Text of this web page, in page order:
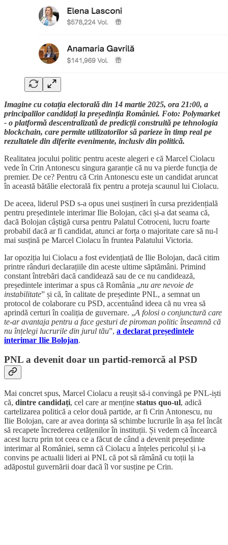
Imagine cu cotația electorală din 14 martie 2025, ora 21:00, a
principalilor candidați la președinția României. Foto: Polymarket
- o platformă descentralizată de predicții construită pe tehnologia
blockchain, care permite utilizatorilor să parieze în timp real pe
rezultatele din diferite evenimente, inclusiv din politică.
Realitatea jocului politic pentru aceste alegeri e că Marcel Ciolacu
vede în Crin Antonescu singura garanție că nu va pierde funcția de
premier. De ce? Pentru că Crin Antonescu este un candidat aruncat
în această bătălie electorală fix pentru a proteja scaunul lui Ciolacu.
De aceea, liderul PSD s-a opus unei susțineri în cursa prezidențială
pentru președintele interimar Ilie Bolojan, căci și-a dat seama că,
dacă Bolojan câștigă cursa pentru Palatul Cotroceni, lucru foarte
probabil dacă ar fi candidat, atunci ar forța o majoritate care să nu-l
mai susțină pe Marcel Ciolacu în fruntea Palatului Victoria.
Iar opoziția lui Ciolacu a fost evidențiată de Ilie Bolojan, dacă citim
printre rânduri declarațiile din aceste ultime săptămâni. Primind
constant întrebări dacă candidează sau de ce nu candidează,
președintele interimar a spus că România „nu are nevoie de
instabilitate” și că, în calitate de președinte PNL, a semnat un
protocol de colaborare cu PSD, accentuând ideea că nu vrea să
aprindă certuri în coaliția de guvernare. „A folosi o conjunctură care
te-ar avantaja pentru a face gesturi de piroman politic înseamnă că
nu înțelegi lucrurile din jurul tău”, a declarat președintele
interimar Ilie Bolojan.
PNL a devenit doar un partid-remorcă al PSD
Mai concret spus, Marcel Ciolacu a reușit să-i convingă pe PNL-iști
că, dintre candidați, cel care ar menține status quo-ul, adică
cartelizarea politică a celor două partide, ar fi Crin Antonescu, nu
Ilie Bolojan, care ar avea dorința să schimbe lucrurile în așa fel încât
să recapete încrederea cetățenilor în instituții. Și vedem că încearcă
acest lucru prin tot ceea ce a făcut de când a devenit președinte
interimar al României, semn că Ciolacu a înțeles pericolul și i-a
convins pe actualii lideri ai PNL că pot să rămână cu toții la
adăpostul guvernării doar dacă îl vor susține pe Crin.